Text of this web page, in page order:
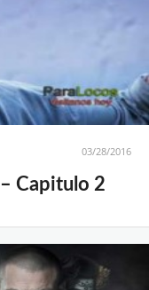
03/28/2016
Capitulo 2